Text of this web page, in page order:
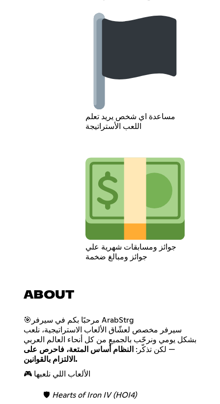
مساعدة اي شخص يريد تعلم
اللعب الأستراتيجة
جوائز ومسابقات شهرية علي
جوائز ومبالغ ضخمة
ABOUT
🎯مرحبًا بكم في سيرفر ArabStrg
سيرفر مخصص لعشّاق الألعاب الاستراتيجية، نلعب
بشكل يومي ونرحّب بالجميع من كل أنحاء العالم العربي
— لكن تذكّر:
النظام أساس المتعة، فاحرص على
الالتزام بالقوانين.
🎮 الألعاب اللي نلعبها
🛡️ Hearts of Iron IV (HOI4)